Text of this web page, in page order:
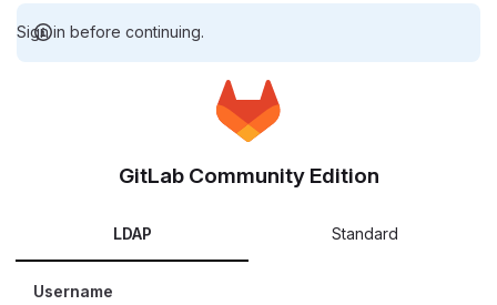
Sign in before continuing.
GitLab Community Edition
LDAP Standard
Username